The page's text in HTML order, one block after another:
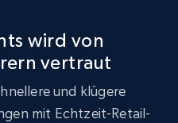
wird von
vertraut
und klügere
mit Echtzeit-Retail-